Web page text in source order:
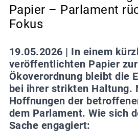
Papier – Parlament
Fokus
19.05.2026 | In einem
veröffentlichten Papier zur
Ökoverordnung bleibt die
bei ihrer strikten Haltung.
Hoffnungen der
dem Parlament. Wie sich
Sache engagiert: